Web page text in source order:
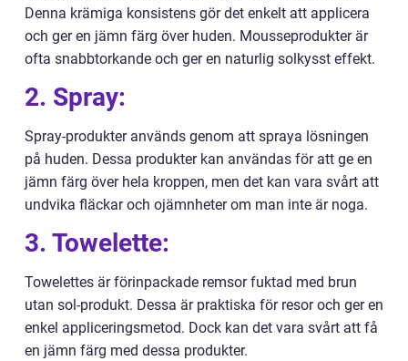
Denna krämiga konsistens gör det enkelt att applicera
och ger en jämn färg över huden. Mousseprodukter är
ofta snabbtorkande och ger en naturlig solkysst effekt.
2. Spray:
Spray-produkter används genom att spraya lösningen
på huden. Dessa produkter kan användas för att ge en
jämn färg över hela kroppen, men det kan vara svårt att
undvika fläckar och ojämnheter om man inte är noga.
3. Towelette:
Towelettes är förinpackade remsor fuktad med brun
utan sol-produkt. Dessa är praktiska för resor och ger en
enkel appliceringsmetod. Dock kan det vara svårt att få
en jämn färg med dessa produkter.